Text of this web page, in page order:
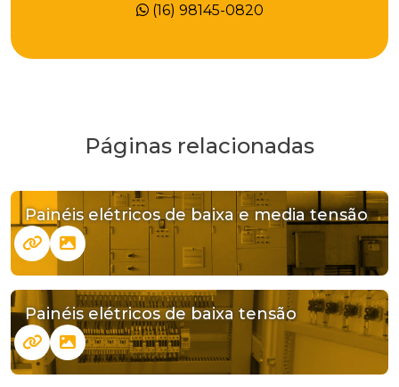
(16) 98145-0820
Páginas relacionadas
Painéis elétricos de baixa e media tensão
Painéis elétricos de baixa tensão